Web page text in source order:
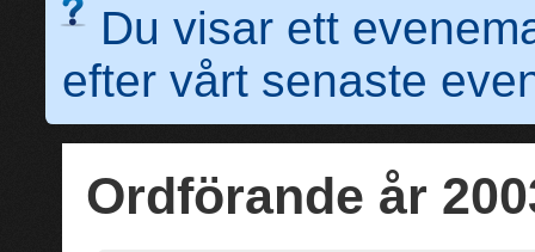
Du visar ett
efter vårt senaste
Ordförande år